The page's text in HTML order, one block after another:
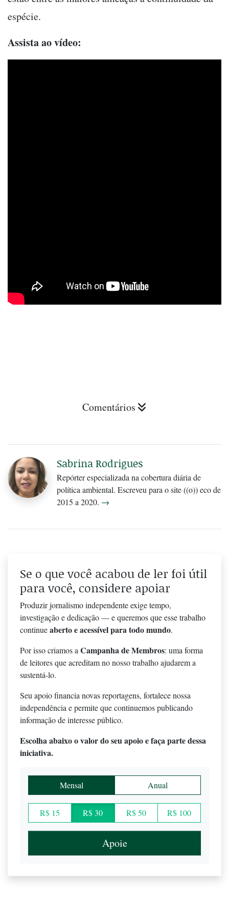
espécie.
Assista ao vídeo:
Comentários
Sabrina Rodrigues
Repórter especializada na cobertura diária de
política ambiental. Escreveu para o site ((o)) eco de
2015 a 2020. →
Se o que você acabou de ler foi útil
para você, considere apoiar
Produzir jornalismo independente exige tempo,
investigação e dedicação — e queremos que esse trabalho
continueaberto e acessível para todo mundo.
Por isso criamos a Campanha de Membros: uma forma
de leitores que acreditam no nosso trabalho ajudarem a
sustentá-lo.
Seu apoio financia novas reportagens, fortalece nossa
independência e permite que continuemos publicando
informação de interesse público.
Escolha abaixo o valor do seu apoio e faça parte dessa
iniciativa.
Mensal Anual
R$ 15 R$ 30 R$ 50 R$ 100
Apoie